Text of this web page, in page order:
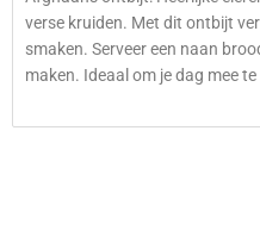
verse kruiden. Met dit ontbijt
smaken. Serveer een naan
maken. Ideaal om je dag mee